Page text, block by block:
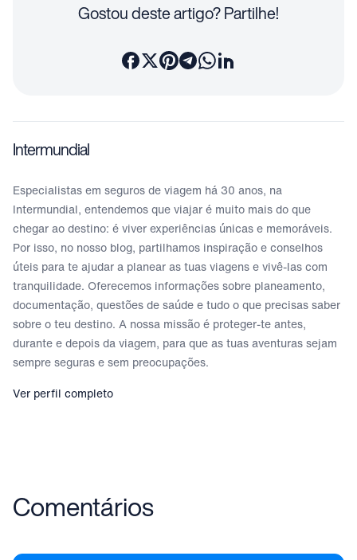
Gostou deste artigo? Partilhe!
Intermundial
Especialistas em seguros de viagem há 30 anos, na
Intermundial, entendemos que viajar é muito mais do que
chegar ao destino: é viver experiências únicas e memoráveis.
Por isso, no nosso blog, partilhamos inspiração e conselhos
úteis para te ajudar a planear as tuas viagens e vivê-las com
tranquilidade. Oferecemos informações sobre planeamento,
documentação, questões de saúde e tudo o que precisas saber
sobre o teu destino. A nossa missão é proteger-te antes,
durante e depois da viagem, para que as tuas aventuras sejam
sempre seguras e sem preocupações.
Ver perfil completo
Comentários